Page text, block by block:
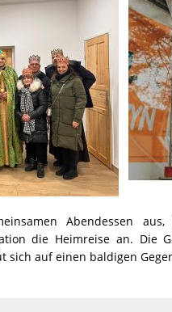
Abendessen
die Heimreise an. Die
sich auf einen baldigen